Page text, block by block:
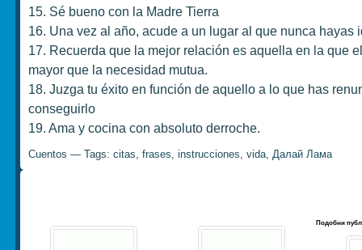
15. Sé bueno con la Madre Tierra
16. Una vez al año, acude a un lugar al que nunca hayas
17. Recuerda que la mejor relación es aquella en la que
mayor que la necesidad mutua.
18. Juzga tu éxito en función de aquello a lo que has
conseguirlo
19. Ama y cocina con absoluto derroche.
Cuentos — Tags: citas, frases, instrucciones, vida, Далай Лама
Подобни